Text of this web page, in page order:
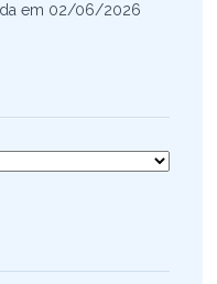
em 02/06/2026